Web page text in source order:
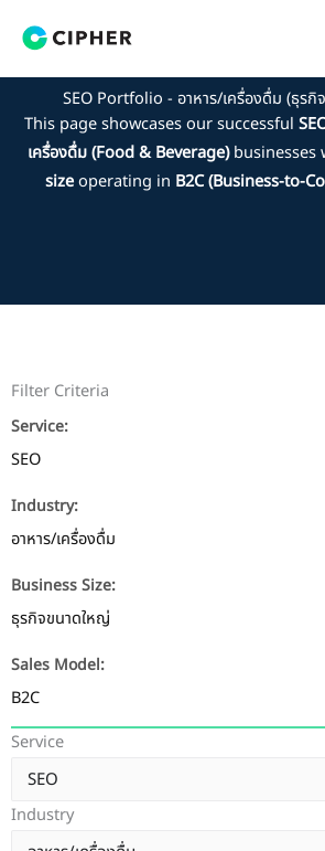
SEO Portfolio - อาหาร/เครื่องดื่ม (ธุรกิ
This page showcases our successful
เครื่องดื่ม (Food & Beverage)businesses
sizeoperating in B2C (Business-to-
Filter Criteria
Service:
SEO
Industry:
อาหาร/เครื่องดื่ม
Business Size:
ธุรกิจขนาดใหญ่
Sales Model:
B2C
Service
Industry